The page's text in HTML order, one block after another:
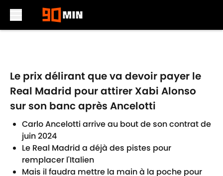
Le prix délirant que va devoir payer le
Real Madrid pour attirer Xabi Alonso
sur son banc après Ancelotti
Carlo Ancelotti arrive au bout de son contrat de
juin 2024
Le Real Madrid a déjà des pistes pour
remplacer l'Italien
Mais il faudra mettre la main à la poche pour